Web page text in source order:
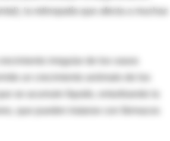
la retinopatía que afecta a muchas
irregular de los vasos
un crecimiento anómalo de los
se acumule líquido, enturbiando la
que pueden tratarse con fármacos